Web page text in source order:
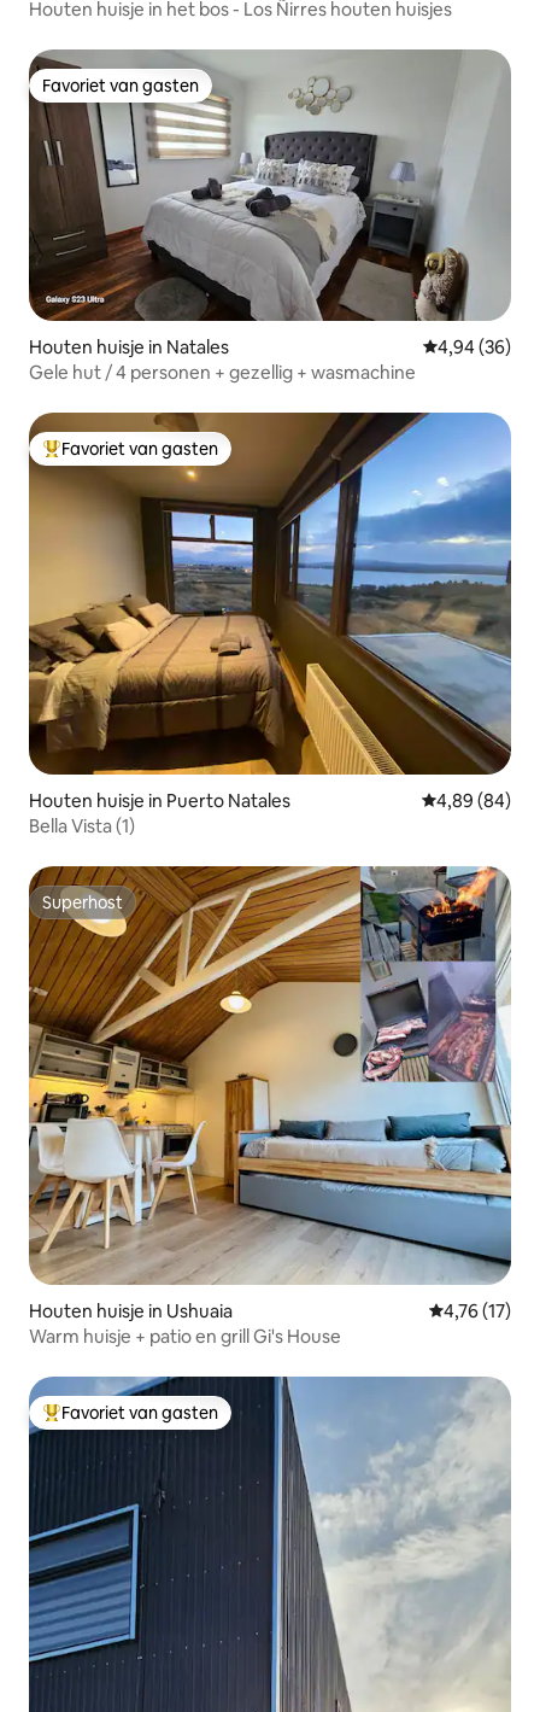
Houten huisje in het bos - Los Ñirres houten huisjes
Favoriet van gasten
Favoriet van gasten
Houten huisje in Natales Gemiddelde
4,94 (36)
Gele hut / 4 personen + gezellig + wasmachine
Topfavoriet van gasten
Favoriet van gasten
Houten huisje in Puerto Natales Gemiddelde
4,89 (84)
Bella Vista (1)
Superhost
Superhost
Houten huisje in Ushuaia Gemiddelde
4,76 (17)
Warm huisje + patio en grill Gi's House
Topfavoriet van gasten
Favoriet van gasten